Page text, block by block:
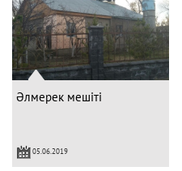
Әлмерек мешіті
05.06.2019